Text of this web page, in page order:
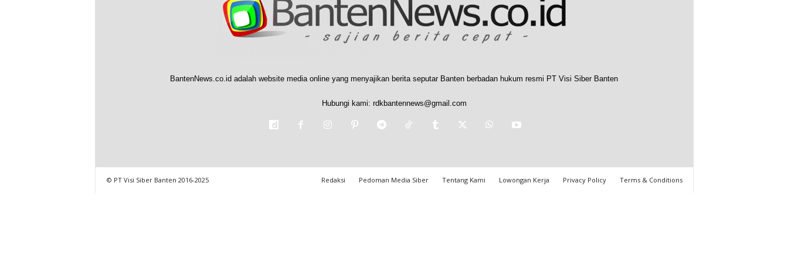
BantenNews.co.id adalah website media online yang menyajikan berita seputar Banten berbadan hukum resmi PT Visi Siber Banten
Hubungi kami: rdkbantennews@gmail.com
Redaksi Pedoman Media Siber Tentang Kami Lowongan Kerja Privacy Policy Terms & Conditions
© PT Visi Siber Banten 2016-2025